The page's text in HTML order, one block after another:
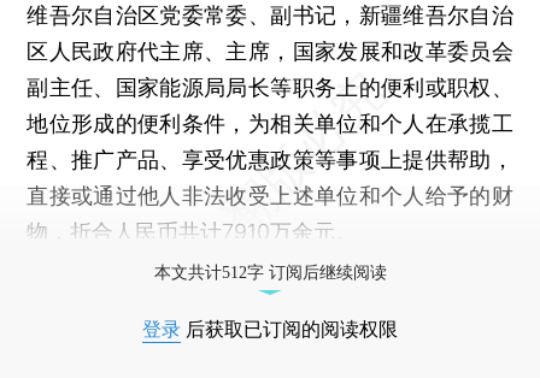
维吾尔自治区党委常委、副书记，新疆维吾尔自治
区人民政府代主席、主席，国家发展和改革委员会
副主任、国家能源局局长等职务上的便利或职权、
地位形成的便利条件，为相关单位和个人在承揽工
程、推广产品、享受优惠政策等事项上提供帮助，
直接或通过他人非法收受上述单位和个人给予的财
物，折合人民币共计7910万余元。
本文共计512字 订阅后继续阅读
登录 后获取已订阅的阅读权限